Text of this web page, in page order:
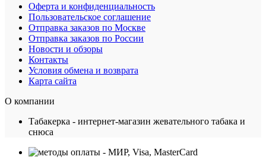
Оферта и конфиденциальность
Пользовательское соглашение
Отправка заказов по Москве
Отправка заказов по России
Новости и обзоры
Контакты
Условия обмена и возврата
Карта сайта
О компании
Табакерка - интернет-магазин жевательного табака и
снюса